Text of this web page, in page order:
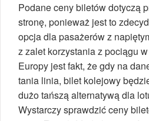
Podane ceny biletów dotyczą
stronę, ponieważ jest to
opcja dla pasażerów z
z zalet korzystania z pociągu
Europy jest fakt, że gdy na
tania linia, bilet kolejowy
dużo tańszą alternatywą dla
Wystarczy sprawdzić ceny